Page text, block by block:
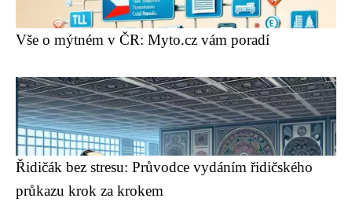
Vše o mýtném v ČR: Myto.cz vám poradí
Řidičák bez stresu: Průvodce vydáním řidičského
průkazu krok za krokem